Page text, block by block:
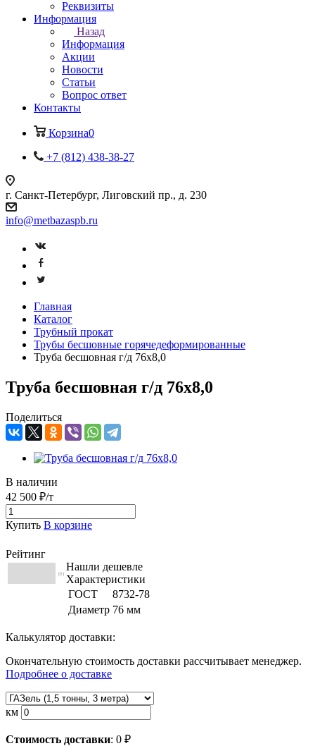
Реквизиты
Информация
Назад
Информация
Акции
Новости
Статьи
Вопрос ответ
Контакты
Корзина0
+7 (812) 438-38-27
г. Санкт-Петербург, Лиговский пр., д. 230
info@metbazaspb.ru
Главная
Каталог
Трубный прокат
Трубы бесшовные горячедеформированные
Труба бесшовная г/д 76х8,0
Труба бесшовная г/д 76х8,0
Поделиться
В наличии
42 500 ₽/т
Купить В корзине
Рейтинг
(0)
Нашли дешевле
Характеристики
ГОСТ
8732-78
Диаметр 76 мм
Калькулятор доставки:
Окончательную стоимость доставки рассчитывает менеджер.
Подробнее о доставке
км
Стоимость доставки: 0 ₽